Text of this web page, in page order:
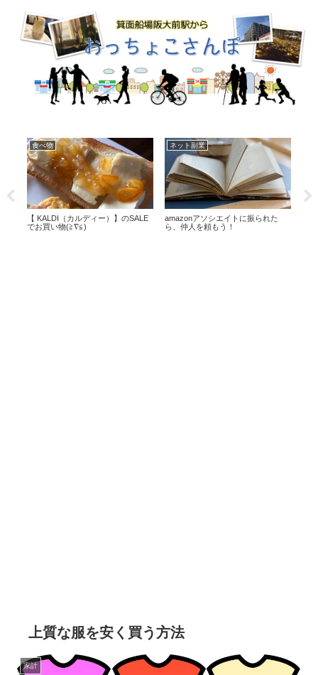
セブン スイーツ
コンビニスイーツ「セブンイレブン
のどらまき姉妹♪」
グッズ
１００円ショップの罠。
上質な服を安く買う方法
家計